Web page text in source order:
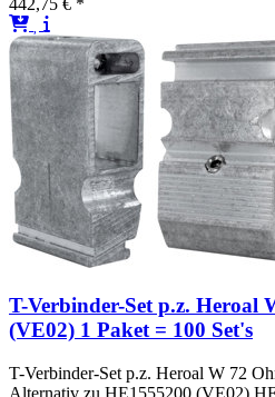
442,75 € *
T-Verbinder-Set p.z. Heroal
(VE02) 1 Paket = 100 Set's
T-Verbinder-Set p.z. Heroal W 72
Alternativ zu HE1555200 (VE02)